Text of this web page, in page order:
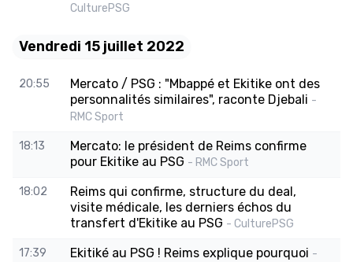
CulturePSG
Vendredi 15 juillet 2022
20:55
Mercato / PSG : "Mbappé et Ekitike ont des
personnalités similaires", raconte Djebali -
RMC Sport
18:13
Mercato: le président de Reims confirme
pour Ekitike au PSG - RMC Sport
18:02
Reims qui confirme, structure du deal,
visite médicale, les derniers échos du
transfert d'Ekitike au PSG - CulturePSG
17:39 Ekitiké au PSG ! Reims explique pourquoi -